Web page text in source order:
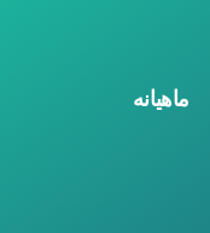
ماهیانه